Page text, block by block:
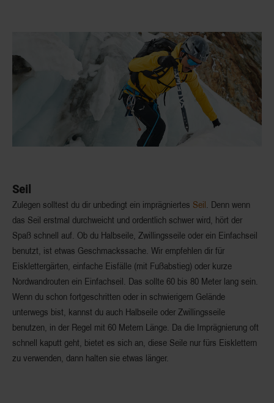
Seil
Zulegen solltest du dir unbedingt ein imprägniertes Seil. Denn wenn
das Seil erstmal durchweicht und ordentlich schwer wird, hört der
Spaß schnell auf. Ob du Halbseile, Zwillingsseile oder ein Einfachseil
benutzt, ist etwas Geschmackssache. Wir empfehlen dir für
Eisklettergärten, einfache Eisfälle (mit Fußabstieg) oder kurze
Nordwandrouten ein Einfachseil. Das sollte 60 bis 80 Meter lang sein.
Wenn du schon fortgeschritten oder in schwierigem Gelände
unterwegs bist, kannst du auch Halbseile oder Zwillingsseile
benutzen, in der Regel mit 60 Metern Länge. Da die Imprägnierung oft
schnell kaputt geht, bietet es sich an, diese Seile nur fürs Eisklettern
zu verwenden, dann halten sie etwas länger.